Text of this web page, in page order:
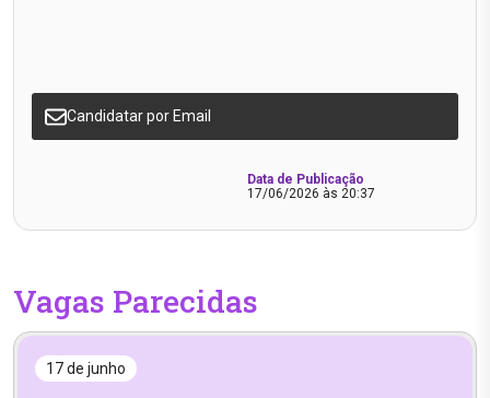
Candidatar por Email
Data de Publicação
17/06/2026 às 20:37
Vagas Parecidas
17 de junho